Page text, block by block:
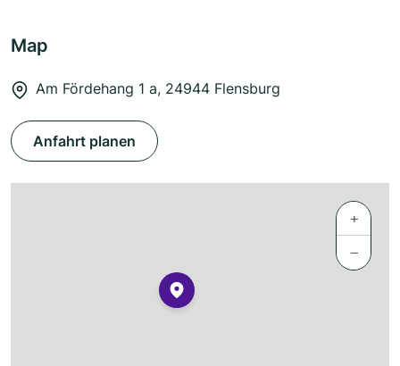
Map
Am Fördehang 1 a, 24944 Flensburg
Anfahrt planen
+
−